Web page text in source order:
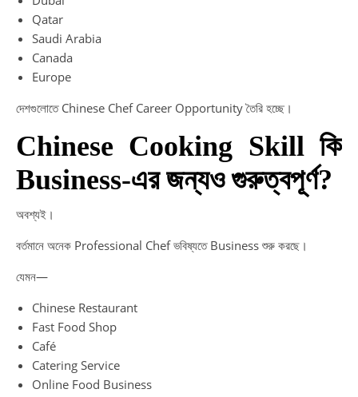
Qatar
Saudi Arabia
Canada
Europe
দেশগুলোতে Chinese Chef Career Opportunity তৈরি হচ্ছে।
Chinese Cooking Skill কি
Business-এর জন্যও গুরুত্বপূর্ণ?
অবশ্যই।
বর্তমানে অনেক Professional Chef ভবিষ্যতে Business শুরু করছে।
যেমন—
Chinese Restaurant
Fast Food Shop
Café
Catering Service
Online Food Business